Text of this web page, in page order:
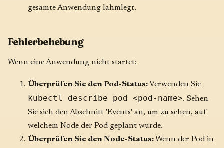
gesamte Anwendung lahmlegt.
Fehlerbehebung
Wenn eine Anwendung nicht startet:
Überprüfen Sie den Pod-Status: Verwenden Sie
kubectl describe pod <pod-name>. Sehen
Sie sich den Abschnitt 'Events' an, um zu sehen, auf
welchem Node der Pod geplant wurde.
Überprüfen Sie den Node-Status: Wenn der Pod in